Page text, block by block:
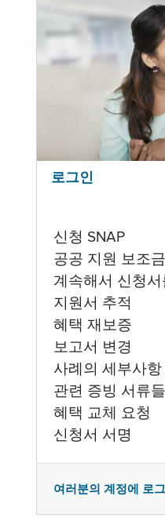
로그인
신청 SNAP
공공 지원 보조
계속해서 신청
지원서 추적
혜택 재보증
보고서 변경
사례의 세부사항
관련 증빙 서류
혜택 교체 요청
신청서 서명
여러분의 계정에 로